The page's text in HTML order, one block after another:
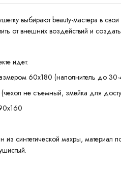
выбирают beauty-мастера в
от внешних воздействий и
идет:
60х180 (наполнитель до
не съемный, змейка для
синтетической махры, материал